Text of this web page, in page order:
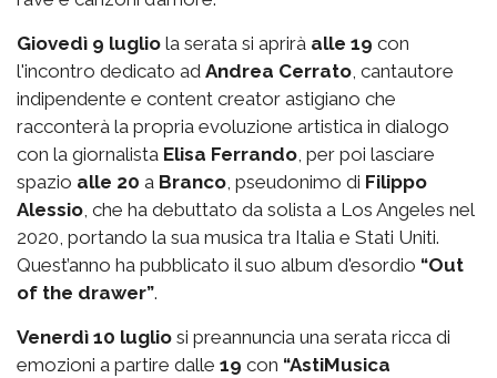
Giovedì 9 luglio la serata si aprirà alle 19 con
l'incontro dedicato ad Andrea Cerrato, cantautore
indipendente e content creator astigiano che
racconterà la propria evoluzione artistica in dialogo
con la giornalista Elisa Ferrando, per poi lasciare
spazio alle 20 a Branco, pseudonimo di Filippo
Alessio, che ha debuttato da solista a Los Angeles nel
2020, portando la sua musica tra Italia e Stati Uniti.
Quest’anno ha pubblicato il suo album d'esordio “Out
of the drawer”.
Venerdì 10 luglio si preannuncia una serata ricca di
emozioni a partire dalle 19 con “AstiMusica